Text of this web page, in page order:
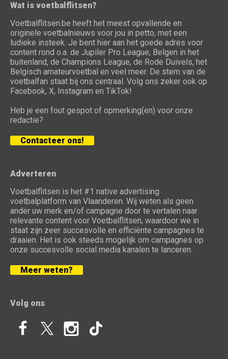
Wat is voetbalflitsen?
Voetbalflitsen.be heeft het meest opvallende en
originele voetbalnieuws voor jou in petto, met een
ludieke insteek. Je bent hier aan het goede adres voor
content rond o.a. de Jupiler Pro League, Belgen in het
buitenland, de Champions League, de Rode Duivels, het
Belgisch amateurvoetbal en veel meer. De stem van de
voetbalfan staat bij ons centraal. Volg ons zeker ook op
Facebook, X, Instagram en TikTok!
Heb je een fout gespot of opmerking(en) voor onze
redactie?
Contacteer ons!
Adverteren
Voetbalflitsen is het #1 native advertising
voetbalplatform van Vlaanderen. Wij weten als geen
ander uw merk en/of campagne door te vertalen naar
relevante content voor Voetbalflitsen, waardoor we in
staat zijn zeer succesvolle en efficiënte campagnes te
draaien. Het is ook steeds mogelijk om campagnes op
onze succesvolle social media kanalen te lanceren.
Meer weten?
Volg ons